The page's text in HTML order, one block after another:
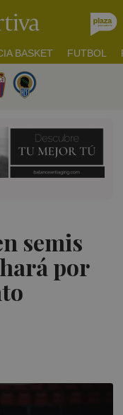
BASKET FUTBOL
semis
por